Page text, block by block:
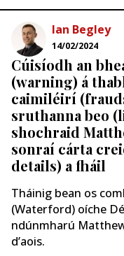
Ian Begley
14/02/2024
Cúisíodh an
(warning) á
caimiléirí
sruthanna beo
shochraid
sonraí cárta
details) a fháil
Tháinig bean os
(Waterford) oíche
ndúnmharú
d’aois.